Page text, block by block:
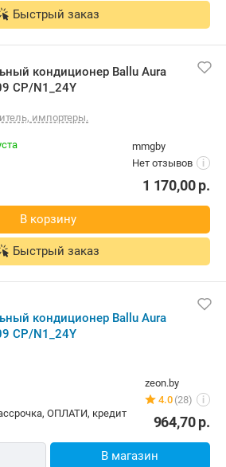
Быстрый заказ
кондиционер Ballu Aura
CP/N1_24Y
импортеры.
mmgby
Нет отзывов
i
1 170,00р.
В корзину
Быстрый заказ
кондиционер Ballu Aura
CP/N1_24Y
zeon.by
4.0 (28) i
ОПЛАТИ, кредит
964,70р.
В магазин